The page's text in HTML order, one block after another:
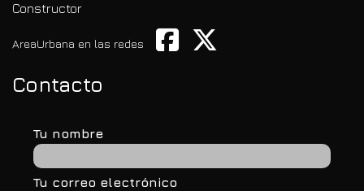
Constructor
AreaUrbana en las redes
Contacto
Tu nombre
Tu correo electrónico